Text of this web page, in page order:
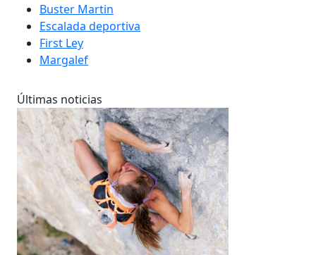
Buster Martin
Escalada deportiva
First Ley
Margalef
Últimas noticias